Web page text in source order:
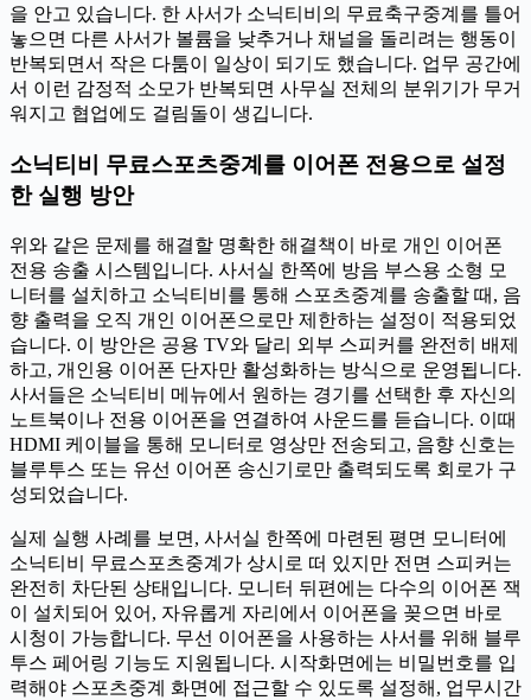
을 안고 있습니다. 한 사서가 소닉티비의 무료축구중계를 틀어
놓으면 다른 사서가 볼륨을 낮추거나 채널을 돌리려는 행동이
반복되면서 작은 다툼이 일상이 되기도 했습니다. 업무 공간에
서 이런 감정적 소모가 반복되면 사무실 전체의 분위기가 무거
워지고 협업에도 걸림돌이 생깁니다.
소닉티비 무료스포츠중계를 이어폰 전용으로 설정
한 실행 방안
위와 같은 문제를 해결할 명확한 해결책이 바로 개인 이어폰
전용 송출 시스템입니다. 사서실 한쪽에 방음 부스용 소형 모
니터를 설치하고 소닉티비를 통해 스포츠중계를 송출할 때, 음
향 출력을 오직 개인 이어폰으로만 제한하는 설정이 적용되었
습니다. 이 방안은 공용 TV와 달리 외부 스피커를 완전히 배제
하고, 개인용 이어폰 단자만 활성화하는 방식으로 운영됩니다.
사서들은 소닉티비 메뉴에서 원하는 경기를 선택한 후 자신의
노트북이나 전용 이어폰을 연결하여 사운드를 듣습니다. 이때
HDMI 케이블을 통해 모니터로 영상만 전송되고, 음향 신호는
블루투스 또는 유선 이어폰 송신기로만 출력되도록 회로가 구
성되었습니다.
실제 실행 사례를 보면, 사서실 한쪽에 마련된 평면 모니터에
소닉티비 무료스포츠중계가 상시로 떠 있지만 전면 스피커는
완전히 차단된 상태입니다. 모니터 뒤편에는 다수의 이어폰 잭
이 설치되어 있어, 자유롭게 자리에서 이어폰을 꽂으면 바로
시청이 가능합니다. 무선 이어폰을 사용하는 사서를 위해 블루
투스 페어링 기능도 지원됩니다. 시작화면에는 비밀번호를 입
력해야 스포츠중계 화면에 접근할 수 있도록 설정해, 업무시간